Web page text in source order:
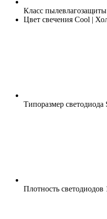
Класс пылевлагозащиты
Цвет свечения Cool |
Типоразмер светодиода
Плотность светодиодов